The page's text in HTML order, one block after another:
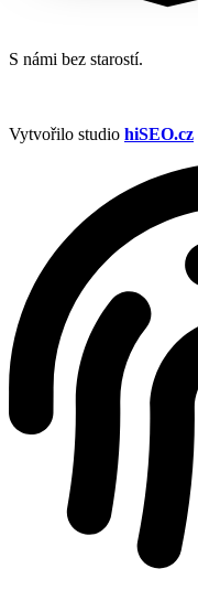
S námi bez starostí.
Vytvořilo studio hiSEO.cz